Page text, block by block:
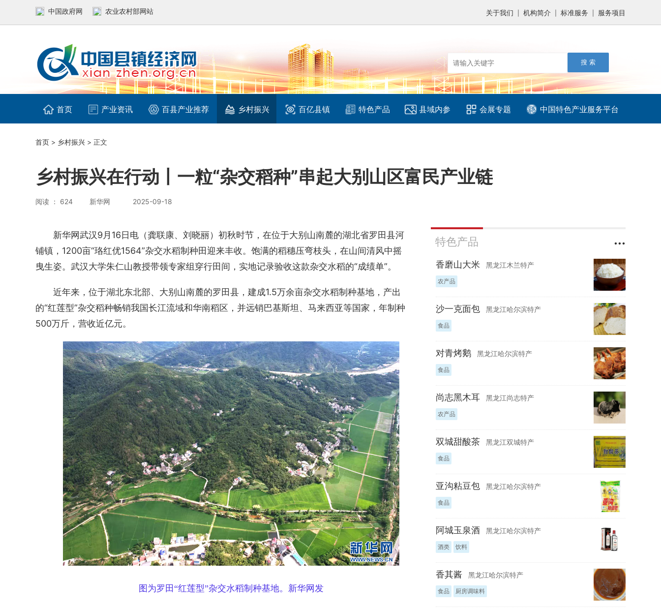
中国政府网 农业农村部网站 关于我们 机构简介 标准服务 服务项目
首页 产业资讯 百县产业推荐 乡村振兴 百亿县镇 特色产品 县域内参 会展专题 中国特色产业服务平台
首页 > 乡村振兴 > 正文
乡村振兴在行动丨一粒“杂交稻种”串起大别山区富民产业链
阅读 ： 624 新华网 2025-09-18
新华网武汉9月16日电（龚联康、刘晓丽）初秋时节，在位于大别山南麓的湖北省罗田县河
铺镇，1200亩“珞红优1564”杂交水稻制种田迎来丰收。饱满的稻穗压弯枝头，在山间清风中摇
曳生姿。武汉大学朱仁山教授带领专家组穿行田间，实地记录验收这款杂交水稻的“成绩单”。
近年来，位于湖北东北部、大别山南麓的罗田县，建成1.5万余亩杂交水稻制种基地，产出
的“红莲型”杂交稻种畅销我国长江流域和华南稻区，并远销巴基斯坦、马来西亚等国家，年制种
500万斤，营收近亿元。
图为罗田“红莲型”杂交水稻制种基地。新华网发
特色产品 •••
香磨山大米 黑龙江木兰特产
农产品
沙一克面包 黑龙江哈尔滨特产
食品
对青烤鹅 黑龙江哈尔滨特产
食品
尚志黑木耳 黑龙江尚志特产
农产品
双城甜酸茶 黑龙江双城特产
食品
亚沟粘豆包 黑龙江哈尔滨特产
食品
阿城玉泉酒 黑龙江哈尔滨特产
酒类 饮料
香其酱 黑龙江哈尔滨特产
食品 厨房调味料